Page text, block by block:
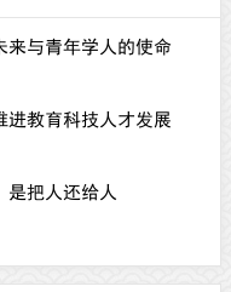
来与青年学人的使命
进教育科技人才发展
是把人还给人